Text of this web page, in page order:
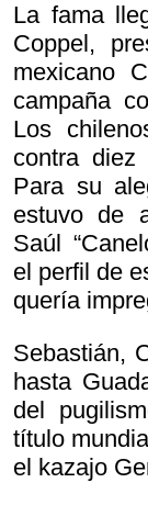
La fama
Coppel,
mexicano
campaña
Los
contra diez
Para su
estuvo de
Saúl
el perfil de
quería
Sebastián,
hasta
del
título
el kazajo